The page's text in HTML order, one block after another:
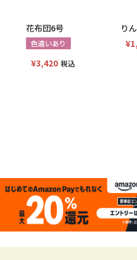
花布団6号
色違いあり
¥3,420 税込
り
¥